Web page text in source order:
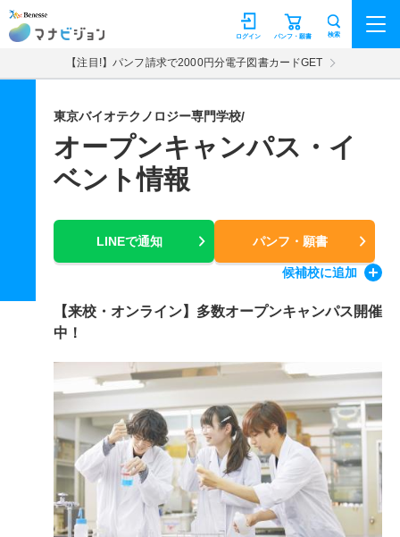
マナビジョン パンフ・願書
ログイン 検索
【注目!】パンフ請求で2000円分電子図書カードGET
東京バイオテクノロジー専門学校/
オープンキャンパス・イ
ベント情報
LINEで通知 パンフ・願書
候補校に追加
【来校・オンライン】多数オープンキャンパス開催
中！